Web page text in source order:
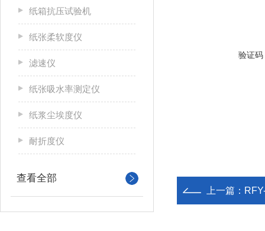
纸箱抗压试验机
纸张柔软度仪
滤速仪
纸张吸水率测定仪
纸浆尘埃度仪
耐折度仪
查看全部
验证码
上一篇：